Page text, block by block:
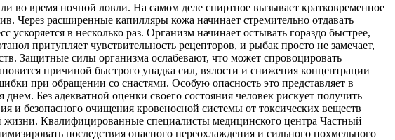
во время ночной ловли. На самом деле спиртное вызывает кратковременное
Через расширенные капилляры кожа начинает стремительно отдавать
в несколько раз. Организм начинает остывать гораздо быстрее,
притупляет чувствительность рецепторов, и рыбак просто не замечает,
Защитные силы организма ослабевают, что может спровоцировать
причиной быстрого упадка сил, вялости и снижения концентрации
при обращении со снастями. Особую опасность это представляет в
Без адекватной оценки своего состояния человек рискует получить
и безопасного очищения кровеносной системы от токсических веществ
жизни. Квалифицированные специалисты медицинского центра Частный
последствия опасного переохлаждения и сильного похмельного